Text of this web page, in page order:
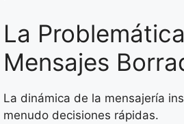
La
Mensajes
La dinámica de la mensajería
menudo decisiones rápidas.